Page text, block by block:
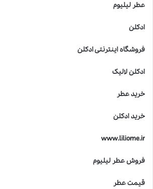
عطر لیلیوم
ادکلن
فروشگاه اینترنتی ادکلن
ادکلن لالیک
خرید عطر
خرید ادکلن
www.liliome.ir
فروش عطر لیلیوم
قیمت عطر